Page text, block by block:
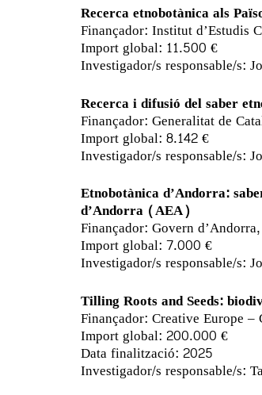
Recerca etnobotànica als
Finançador: Institut d’Estudis
Import global: 11.500 €
Investigador/s responsable/s:
Recerca i difusió del saber
Finançador: Generalitat de
Import global: 8.142 €
Investigador/s responsable/s:
Etnobotànica d’Andorra:
d’Andorra (AEA)
Finançador: Govern
Import global: 7.000 €
Investigador/s responsable/s:
Tilling Roots and Seeds:
Finançador: Creative Europe
Import global: 200.000 €
Data finalització: 2025
Investigador/s responsable/s: